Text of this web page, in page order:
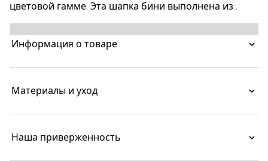
цветовой гамме. Эта шапка бини выполнена из
шерстяного трикотажа серого цвета в рубчик и
дополнена кожаной биркой с логотипом Gucci в
тон.
Информация о товаре
Материалы и уход
Наша приверженность